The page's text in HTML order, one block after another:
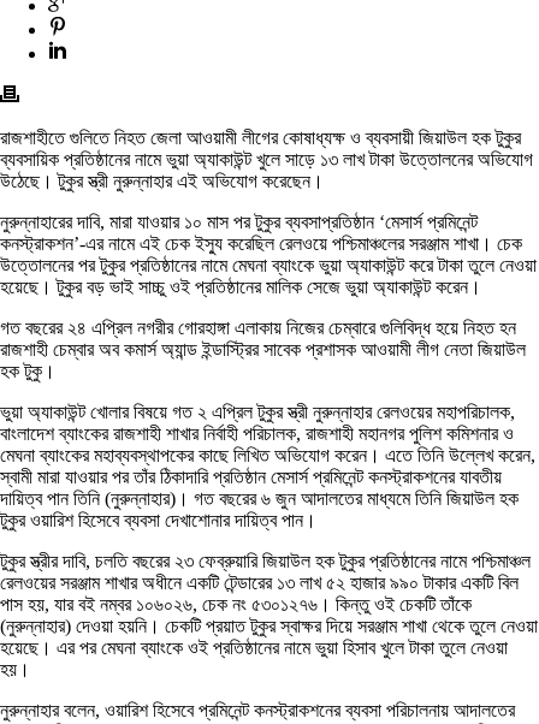
রাজশাহীতে গুলিতে নিহত জেলা আওয়ামী লীগের কোষাধ্যক্ষ ও ব্যবসায়ী জিয়াউল হক টুকুর
ব্যবসায়িক প্রতিষ্ঠানের নামে ভুয়া অ্যাকাউন্ট খুলে সাড়ে ১৩ লাখ টাকা উত্তোলনের অভিযোগ
উঠেছে। টুকুর স্ত্রী নুরুন্নাহার এই অভিযোগ করেছেন।
নুরুন্নাহারের দাবি, মারা যাওয়ার ১০ মাস পর টুকুর ব্যবসাপ্রতিষ্ঠান ‘মেসার্স প্রমিনেন্ট
কনস্ট্রাকশন’-এর নামে এই চেক ইস্যু করেছিল রেলওয়ে পশ্চিমাঞ্চলের সরঞ্জাম শাখা। চেক
উত্তোলনের পর টুকুর প্রতিষ্ঠানের নামে মেঘনা ব্যাংকে ভুয়া অ্যাকাউন্ট করে টাকা তুলে নেওয়া
হয়েছে। টুকুর বড় ভাই সাচ্চু ওই প্রতিষ্ঠানের মালিক সেজে ভুয়া অ্যাকাউন্ট করেন।
গত বছরের ২৪ এপ্রিল নগরীর গোরহাঙ্গা এলাকায় নিজের চেম্বারে গুলিবিদ্ধ হয়ে নিহত হন
রাজশাহী চেম্বার অব কমার্স অ্যান্ড ইন্ডাস্ট্রির সাবেক প্রশাসক আওয়ামী লীগ নেতা জিয়াউল
হক টুকু।
ভুয়া অ্যাকাউন্ট খোলার বিষয়ে গত ২ এপ্রিল টুকুর স্ত্রী নুরুন্নাহার রেলওয়ের মহাপরিচালক,
বাংলাদেশ ব্যাংকের রাজশাহী শাখার নির্বাহী পরিচালক, রাজশাহী মহানগর পুলিশ কমিশনার ও
মেঘনা ব্যাংকের মহাব্যবস্থাপকের কাছে লিখিত অভিযোগ করেন। এতে তিনি উল্লেখ করেন,
স্বামী মারা যাওয়ার পর তাঁর ঠিকাদারি প্রতিষ্ঠান মেসার্স প্রমিনেন্ট কনস্ট্রাকশনের যাবতীয়
দায়িত্ব পান তিনি (নুরুন্নাহার)। গত বছরের ৬ জুন আদালতের মাধ্যমে তিনি জিয়াউল হক
টুকুর ওয়ারিশ হিসেবে ব্যবসা দেখাশোনার দায়িত্ব পান।
টুকুর স্ত্রীর দাবি, চলতি বছরের ২৩ ফেব্রুয়ারি জিয়াউল হক টুকুর প্রতিষ্ঠানের নামে পশ্চিমাঞ্চল
রেলওয়ের সরঞ্জাম শাখার অধীনে একটি টেন্ডারের ১৩ লাখ ৫২ হাজার ৯৯০ টাকার একটি বিল
পাস হয়, যার বই নম্বর ১০৬০২৬, চেক নং ৫৩০১২৭৬। কিন্তু ওই চেকটি তাঁকে
(নুরুন্নাহার) দেওয়া হয়নি। চেকটি প্রয়াত টুকুর স্বাক্ষর দিয়ে সরঞ্জাম শাখা থেকে তুলে নেওয়া
হয়েছে। এর পর মেঘনা ব্যাংকে ওই প্রতিষ্ঠানের নামে ভুয়া হিসাব খুলে টাকা তুলে নেওয়া
হয়।
নুরুন্নাহার বলেন, ওয়ারিশ হিসেবে প্রমিনেন্ট কনস্ট্রাকশনের ব্যবসা পরিচালনায় আদালতের